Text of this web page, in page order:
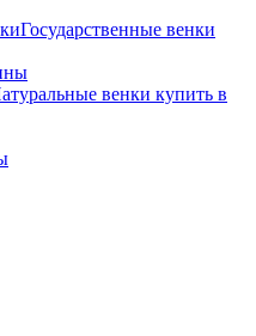
Государственные венки
венки купить в